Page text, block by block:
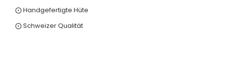
⨀ Handgefertigte Hüte
⨀ Schweizer Qualität